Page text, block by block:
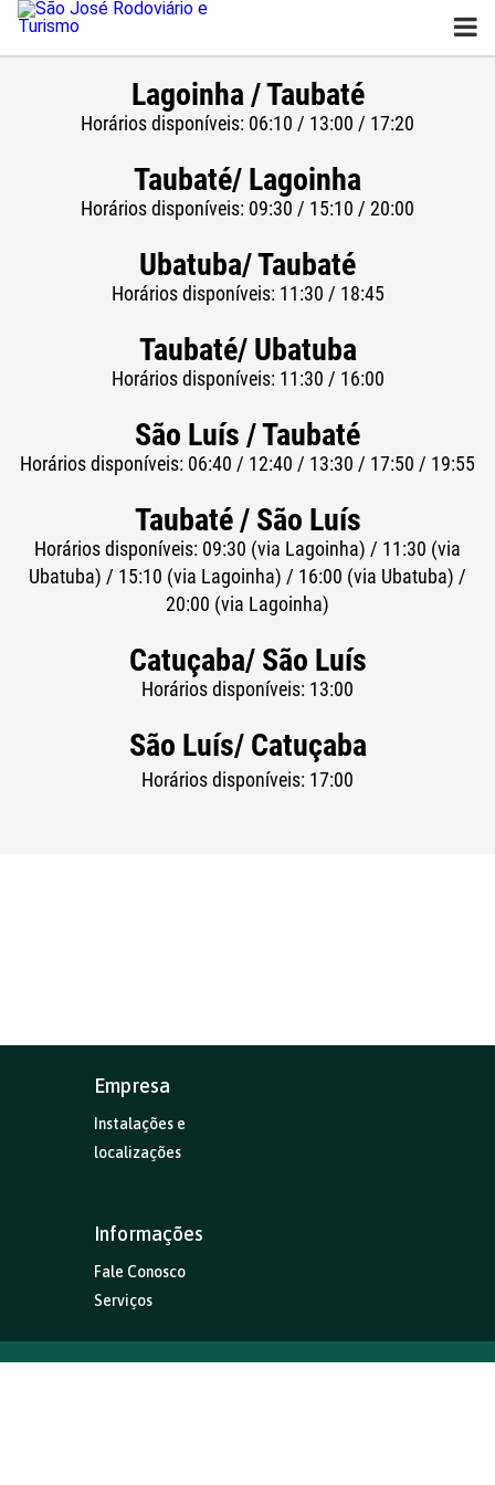
Lagoinha / Taubaté
Horários disponíveis: 06:10 / 13:00 / 17:20
Taubaté/ Lagoinha
Horários disponíveis: 09:30 / 15:10 / 20:00
Ubatuba/ Taubaté
Horários disponíveis: 11:30 / 18:45
Taubaté/ Ubatuba
Horários disponíveis: 11:30 / 16:00
São Luís / Taubaté
Horários disponíveis: 06:40 / 12:40 / 13:30 / 17:50 / 19:55
Taubaté / São Luís
Horários disponíveis: 09:30 (via Lagoinha) / 11:30 (via
Ubatuba) / 15:10 (via Lagoinha) / 16:00 (via Ubatuba) /
20:00 (via Lagoinha)
Catuçaba/ São Luís
Horários disponíveis: 13:00
São Luís/ Catuçaba
Horários disponíveis: 17:00
Empresa
Instalações e
localizações
Informações
Fale Conosco
Serviços